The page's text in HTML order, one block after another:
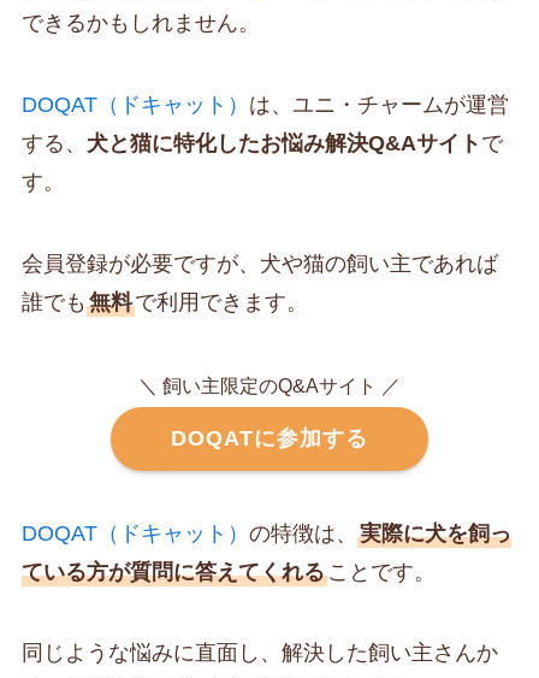
できるかもしれません。
DOQAT（ドキャット） は、ユニ・チャームが運営
する、 犬と猫に特化したお悩み解決Q&Aサイト で
す。
会員登録が必要ですが、犬や猫の飼い主であれば
誰でも 無料で利用できます。
＼ 飼い主限定のQ&Aサイト ／
DOQATに参加する
DOQAT（ドキャット） の特徴は、 実際に犬を飼っ
ている方が質問に答えてくれることです。
同じような悩みに直面し、解決した飼い主さんか